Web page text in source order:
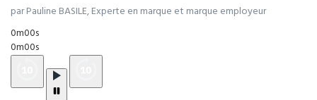
par Pauline BASILE, Experte en marque et marque employeur
0m00s
0m00s